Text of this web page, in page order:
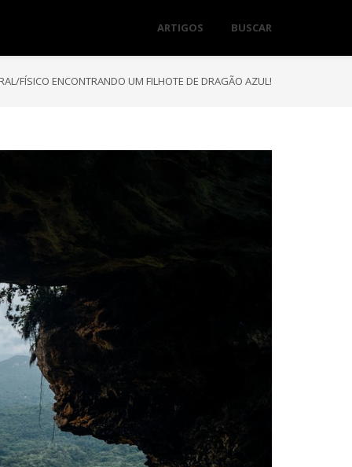
ARTIGOS BUSCAR
FÍSICO ENCONTRANDO UM FILHOTE DE DRAGÃO AZUL!